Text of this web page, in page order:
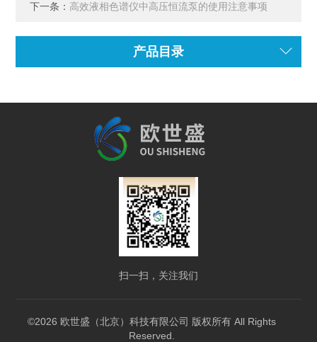
下一条： 高效液相色谱仪中高压恒流泵的使用注意事项
产品目录
扫一扫，关注我们
©2026 欧世盛（北京）科技有限公司 版权所有 All Rights
Reserved.